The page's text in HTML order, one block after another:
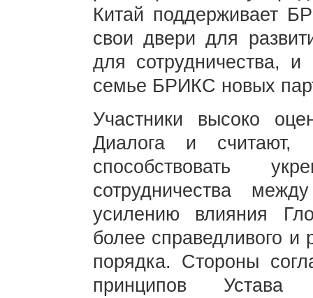
Китай поддерживает
свои двери для
для сотрудничества, и
семье БРИКС новых
Участники высоко
Диалога и
способствовать
сотрудничества
усилению влияния
более справедливого и
порядка. Стороны
принципов